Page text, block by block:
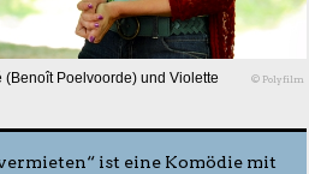
(Benoît Poelvoorde) und Violette
© Polyfilm
ist eine Komödie mit